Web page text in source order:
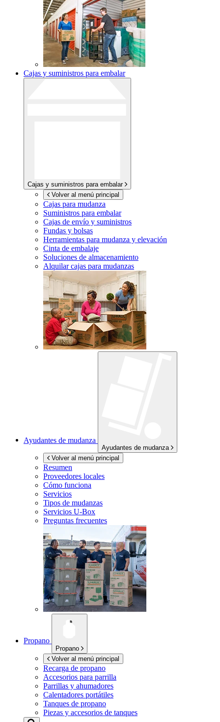
Cajas y suministros para embalar
Cajas y suministros para embalar
Volver al menú principal
Cajas para mudanza
Suministros para embalar
Cajas de envío y suministros
Fundas y bolsas
Herramientas para mudanza y elevación
Cinta de embalaje
Soluciones de almacenamiento
Alquilar cajas para mudanzas
Ayudantes de mudanza
Ayudantes de mudanza
Volver al menú principal
Resumen
Proveedores locales
Cómo funciona
Servicios
Tipos de mudanzas
Servicios U-Box
Preguntas frecuentes
Propano
Propano
Volver al menú principal
Recarga de propano
Accesorios para parrilla
Parrillas y ahumadores
Calentadores portátiles
Tanques de propano
Piezas y accesorios de tanques